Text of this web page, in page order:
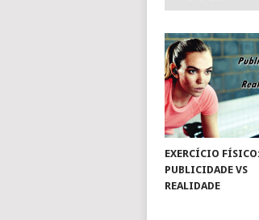
EXERCÍCIO FÍSICO:
PUBLICIDADE VS
REALIDADE